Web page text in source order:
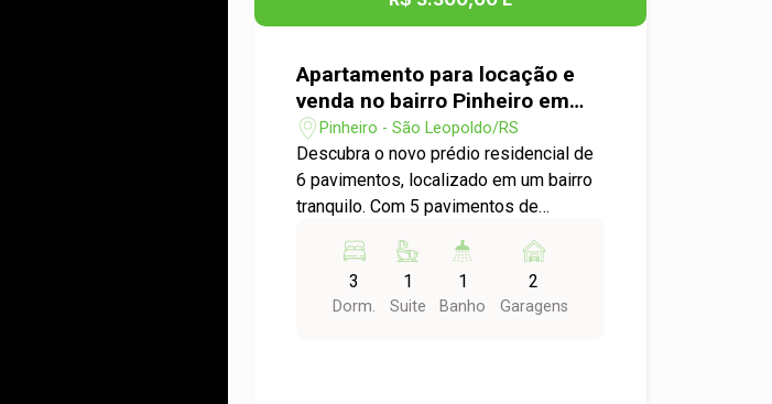
Apartamento para locação e
venda no bairro Pinheiro em
São Leopoldo
Pinheiro - São Leopoldo/RS
Descubra o novo prédio residencial de
6 pavimentos, localizado em um bairro
tranquilo. Com 5 pavimentos de
brinquedoteca, salão de festas e mais,
a infraestrutura completa proporciona
conforto e diversão. Escolha entre
3
Dorm.
1
Suite
1
Banho
2
Garagens